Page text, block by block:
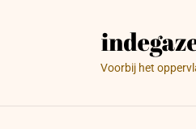
Voorbij het